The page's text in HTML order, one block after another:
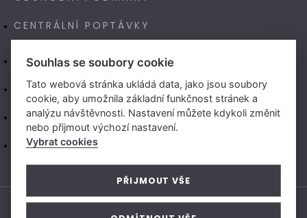
CENTRÁLNÍ POPTÁVKY
E-SHOP
NAŠE VÝROBA TECHNOART
NEW LIVING CENTER (CZ)
NEW LIVING CENTER (SK)
Souhlas se soubory cookie
Tato webová stránka ukládá data, jako jsou soubory
cookie, aby umožnila základní funkčnost stránek a
analýzu návštěvnosti. Nastavení můžete kdykoli změnit
nebo přijmout výchozí nastavení.
Vybrat cookies
PŘIJMOUT VŠE